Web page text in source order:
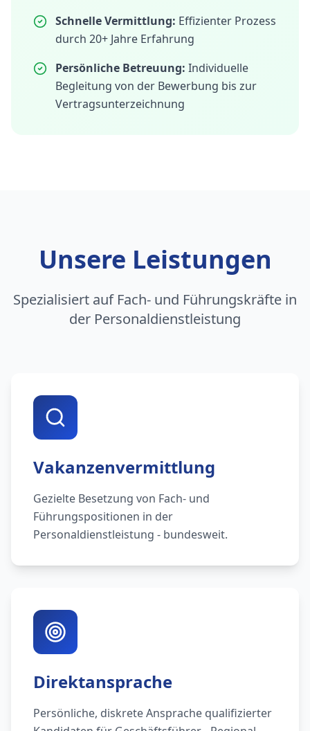
Schnelle Vermittlung: Effizienter Prozess
durch 20+ Jahre Erfahrung
Persönliche Betreuung: Individuelle
Begleitung von der Bewerbung bis zur
Vertragsunterzeichnung
Unsere Leistungen
Spezialisiert auf Fach- und Führungskräfte in
der Personaldienstleistung
Vakanzenvermittlung
Gezielte Besetzung von Fach- und
Führungspositionen in der
Personaldienstleistung - bundesweit.
Direktansprache
Persönliche, diskrete Ansprache qualifizierter